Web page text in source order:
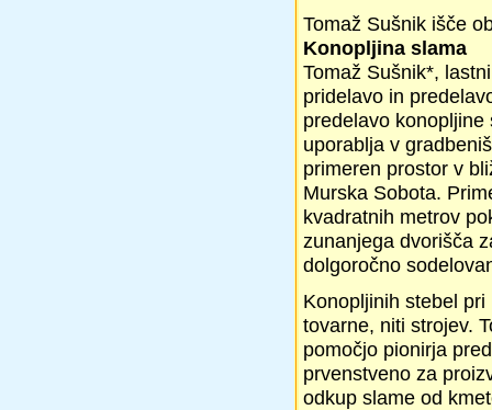
Tomaž Sušnik išče
Konopljina slama
Tomaž Sušnik*,
pridelavo in
predelavo
uporablja v
primeren prostor v
Murska Sobota.
kvadratnih metrov
zunanjega dvorišča
dolgoročno
Konopljinih stebel
tovarne, niti strojev.
pomočjo pionirja
prvenstveno za
odkup slame od